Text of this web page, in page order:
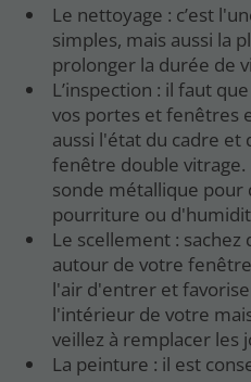
Le nettoyage : c’est
simples, mais aussi la
prolonger la durée de
L’inspection : il faut
vos portes et fenêtres
aussi l'état du cadre et
fenêtre double vitrage.
sonde métallique pour
pourriture ou
Le scellement : sachez
autour de votre
l'air d'entrer et
l'intérieur de votre
veillez à remplacer les
La peinture : il est